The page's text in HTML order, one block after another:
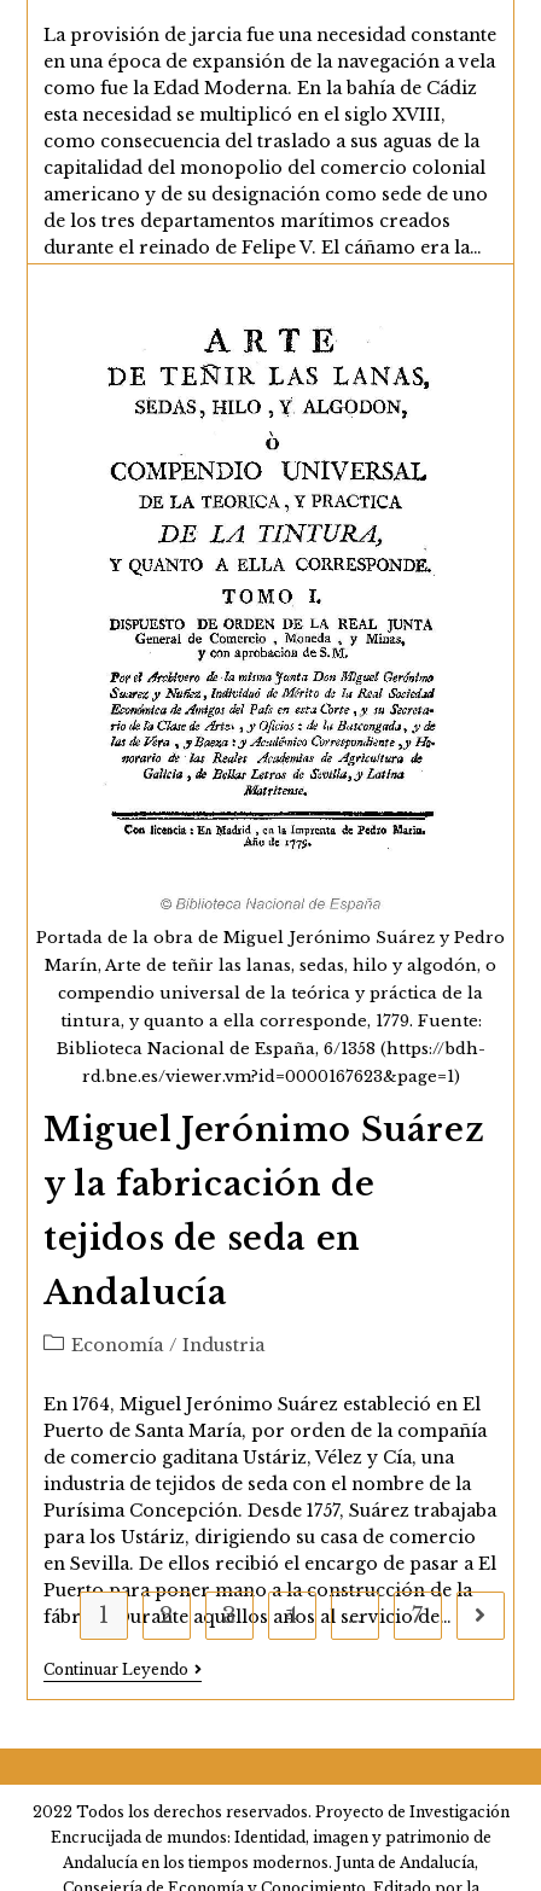
la
entrada:
La provisión de jarcia fue una necesidad constante
en una época de expansión de la navegación a vela
como fue la Edad Moderna. En la bahía de Cádiz
esta necesidad se multiplicó en el siglo XVIII,
como consecuencia del traslado a sus aguas de la
capitalidad del monopolio del comercio colonial
americano y de su designación como sede de uno
de los tres departamentos marítimos creados
durante el reinado de Felipe V. El cáñamo era la…
De
Jarcia
Portada de la obra de Miguel Jerónimo Suárez y Pedro
Marín, Arte de teñir las lanas, sedas, hilo y algodón, o
compendio universal de la teórica y práctica de la
tintura, y quanto a ella corresponde, 1779. Fuente:
Biblioteca Nacional de España, 6/1358 (https://bdh-
rd.bne.es/viewer.vm?id=0000167623&page=1)
Miguel Jerónimo Suárez
y la fabricación de
tejidos de seda en
Andalucía
Categoría
la
entrada:
Economía / Industria
En 1764, Miguel Jerónimo Suárez estableció en El
Puerto de Santa María, por orden de la compañía
de comercio gaditana Ustáriz, Vélez y Cía, una
industria de tejidos de seda con el nombre de la
Purísima Concepción. Desde 1757, Suárez trabajaba
para los Ustáriz, dirigiendo su casa de comercio
en Sevilla. De ellos recibió el encargo de pasar a El
Puerto para poner mano a la construcción de la
fábrica. Durante aquellos años al servicio de…
Continuar LeyendoMiguel
Jerónimo
La
De
Tejidos
De
Seda
En
Andalucía
1 2 3 4 … 7 Ir a la
2022 Todos los derechos reservados. Proyecto de Investigación
Encrucijada de mundos: Identidad, imagen y patrimonio de
Andalucía en los tiempos modernos. Junta de Andalucía,